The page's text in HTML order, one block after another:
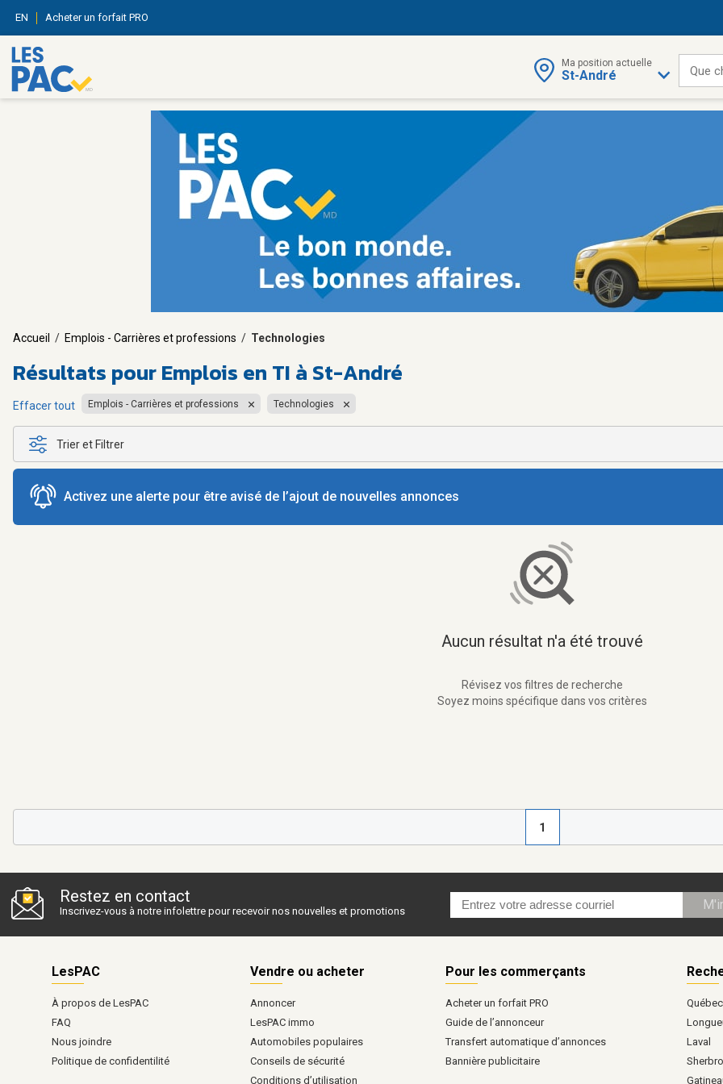
EN Acheter un forfait PRO
Ma position actuelle
St-André Que
Accueil / Emplois - Carrières et professions / Technologies
Résultats pourEmplois en TI à St-André
Effacer tout Emplois - Carrières et professions Technologies
Trier et Filtrer
Activez une alerte pour être avisé de l’ajout de nouvelles annonces
Aucun résultat n'a été trouvé
Révisez vos filtres de recherche
Soyez moins spécifique dans vos critères
1
Restez en contact
Inscrivez-vous à notre infolettre pour recevoir nos nouvelles et promotions
LesPAC
À propos de LesPAC
FAQ
Nous joindre
Politique de confidentilité
Vendre ou acheter
Annoncer
LesPAC immo
Automobiles populaires
Conseils de sécurité
Conditions d’utilisation
Pour les commerçants
Acheter un forfait PRO
Guide de l’annonceur
Transfert automatique d’annonces
Bannière publicitaire
Québec
Laval